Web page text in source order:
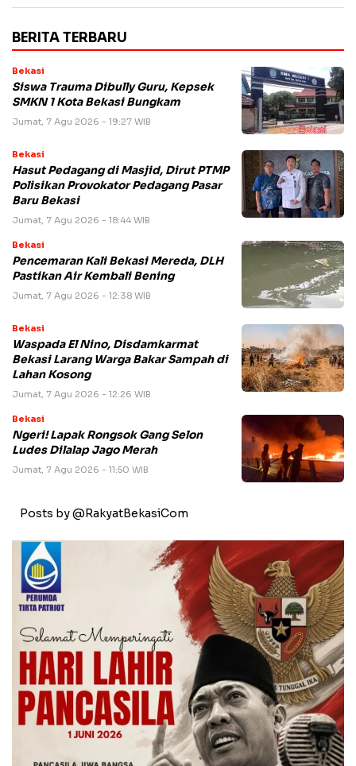
BERITA TERBARU
Bekasi
Siswa Trauma Dibully Guru, Kepsek
SMKN 1 Kota Bekasi Bungkam
Jumat, 7 Agu 2026 - 19:27 WIB
Bekasi
Hasut Pedagang di Masjid, Dirut PTMP
Polisikan Provokator Pedagang Pasar
Baru Bekasi
Jumat, 7 Agu 2026 - 18:44 WIB
Bekasi
Pencemaran Kali Bekasi Mereda, DLH
Pastikan Air Kembali Bening
Jumat, 7 Agu 2026 - 12:38 WIB
Bekasi
Waspada El Nino, Disdamkarmat
Bekasi Larang Warga Bakar Sampah di
Lahan Kosong
Jumat, 7 Agu 2026 - 12:26 WIB
Bekasi
Ngeri! Lapak Rongsok Gang Selon
Ludes Dilalap Jago Merah
Jumat, 7 Agu 2026 - 11:50 WIB
Posts by @RakyatBekasiCom